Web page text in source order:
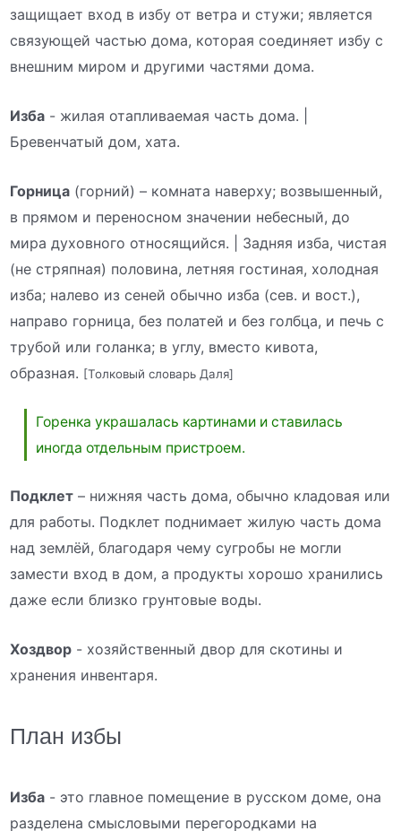
защищает вход в избу от ветра и стужи; является
связующей частью дома, которая соединяет избу с
внешним миром и другими частями дома.
Изба - жилая отапливаемая часть дома. |
Бревенчатый дом, хата.
Горница (горний) – комната наверху; возвышенный,
в прямом и переносном значении небесный, до
мира духовного относящийся. | Задняя изба, чистая
(не стряпная) половина, летняя гостиная, холодная
изба; налево из сеней обычно изба (сев. и вост.),
направо горница, без полатей и без голбца, и печь с
трубой или голанка; в углу, вместо кивота,
образная. [Толковый словарь Даля]
Горенка украшалась картинами и ставилась
иногда отдельным пристроем.
Подклет – нижняя часть дома, обычно кладовая или
для работы. Подклет поднимает жилую часть дома
над землёй, благодаря чему сугробы не могли
замести вход в дом, а продукты хорошо хранились
даже если близко грунтовые воды.
Хоздвор - хозяйственный двор для скотины и
хранения инвентаря.
План избы
Изба - это главное помещение в русском доме, она
разделена смысловыми перегородками на